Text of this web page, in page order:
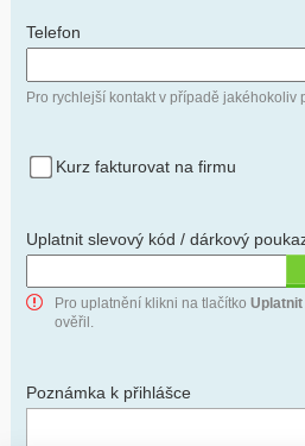
Telefon
Pro rychlejší kontakt v případě jakéhokoliv
Kurz fakturovat na firmu
Uplatnit slevový kód / dárkový
Pro uplatnění klikni na tlačítko Uplatnit
ověřil.
Poznámka k přihlášce